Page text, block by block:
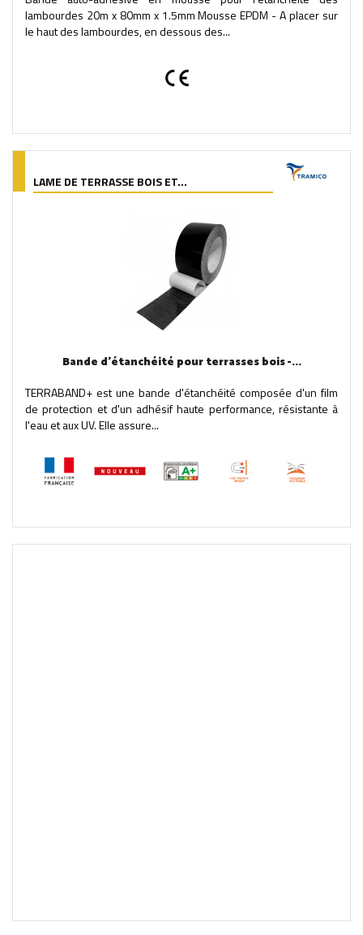
lambourdes 20m x 80mm x 1.5mm Mousse EPDM - A placer sur
le haut des lambourdes, en dessous des...
LAME DE TERRASSE BOIS ET...
Bande d'étanchéité pour terrasses bois -...
TERRABAND+ est une bande d'étanchéité composée d'un film
de protection et d'un adhésif haute performance, résistante à
l'eau et aux UV. Elle assure...